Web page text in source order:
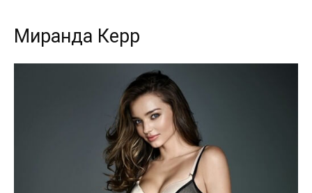
Миранда Керр